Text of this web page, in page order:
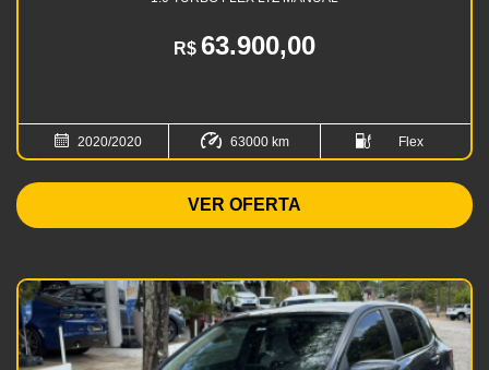
R$ 63.900,00
2020/2020 63000 km Flex
VER OFERTA